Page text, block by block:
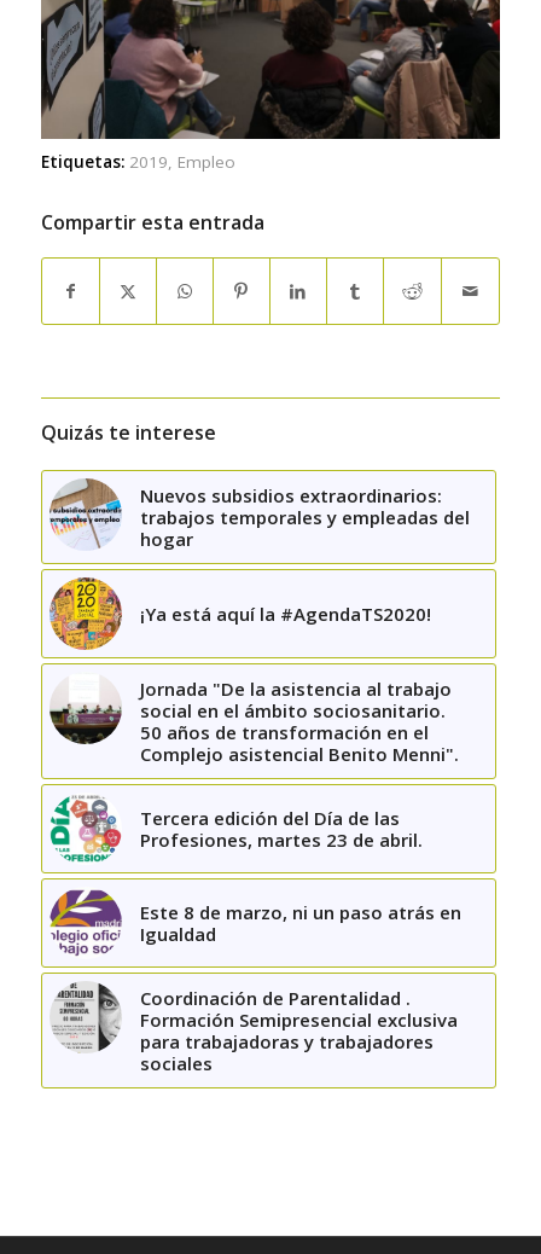
Etiquetas: 2019, Empleo
Compartir esta entrada
Quizás te interese
Nuevos subsidios extraordinarios:
trabajos temporales y empleadas del
hogar
¡Ya está aquí la #AgendaTS2020!
Jornada "De la asistencia al trabajo
social en el ámbito sociosanitario.
50 años de transformación en el
Complejo asistencial Benito Menni".
Tercera edición del Día de las
Profesiones, martes 23 de abril.
Este 8 de marzo, ni un paso atrás en
Igualdad
Coordinación de Parentalidad .
Formación Semipresencial exclusiva
para trabajadoras y trabajadores
sociales